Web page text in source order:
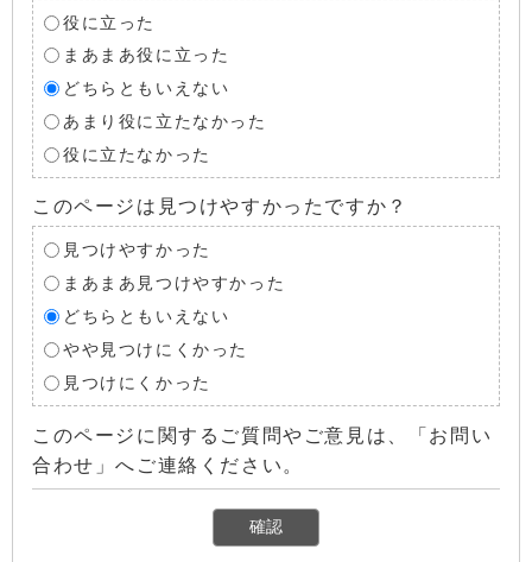
役に立った
まあまあ役に立った
どちらともいえない
あまり役に立たなかった
役に立たなかった
このページは見つけやすかったですか？
見つけやすかった
まあまあ見つけやすかった
どちらともいえない
やや見つけにくかった
見つけにくかった
このページに関するご質問やご意見は、「お問い
合わせ」へご連絡ください。